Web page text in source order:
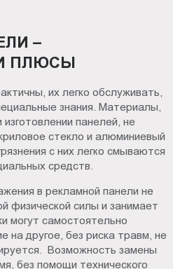
–
ПЛЮСЫ
их легко обслуживать,
знания. Материалы,
панелей, не
стекло и алюминиевый
с них легко смываются
средств.
в рекламной панели не
физической силы и занимает
могут самостоятельно
на другое, без риска травм, не
Возможность замены
без помощи технического